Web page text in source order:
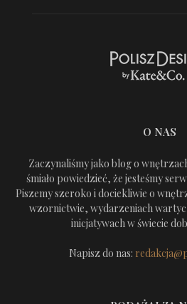
O NAS
Zaczynaliśmy jako blog o
śmiało powiedzieć, że jesteśmy
Piszemy szeroko i dociekliwie o
wzornictwie, wydarzeniach
inicjatywach w świecie
Napisz do nas: